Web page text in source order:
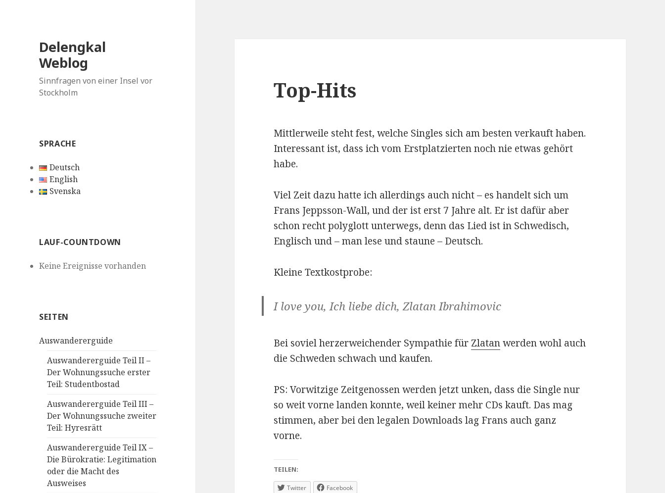
Delengkal
Weblog
Sinnfragen von einer Insel vor
Stockholm
SPRACHE
Deutsch
English
Svenska
LAUF-COUNTDOWN
Keine Ereignisse vorhanden
SEITEN
Auswandererguide
Auswandererguide Teil II –
Der Wohnungssuche erster
Teil: Studentbostad
Auswandererguide Teil III –
Der Wohnungssuche zweiter
Teil: Hyresrätt
Auswandererguide Teil IX –
Die Bürokratie: Legitimation
oder die Macht des
Ausweises
Top-Hits
Mittlerweile steht fest, welche Singles sich am besten verkauft haben.
Interessant ist, dass ich vom Erstplatzierten noch nie etwas gehört
habe.
Viel Zeit dazu hatte ich allerdings auch nicht – es handelt sich um
Frans Jeppsson-Wall, und der ist erst 7 Jahre alt. Er ist dafür aber
schon recht polyglott unterwegs, denn das Lied ist in Schwedisch,
Englisch und – man lese und staune – Deutsch.
Kleine Textkostprobe:
I love you, Ich liebe dich, Zlatan Ibrahimovic
Bei soviel herzerweichender Sympathie für Zlatanwerden wohl auch
die Schweden schwach und kaufen.
PS: Vorwitzige Zeitgenossen werden jetzt unken, dass die Single nur
so weit vorne landen konnte, weil keiner mehr CDs kauft. Das mag
stimmen, aber bei den legalen Downloads lag Frans auch ganz
vorne.
TEILEN:
Twitter Facebook